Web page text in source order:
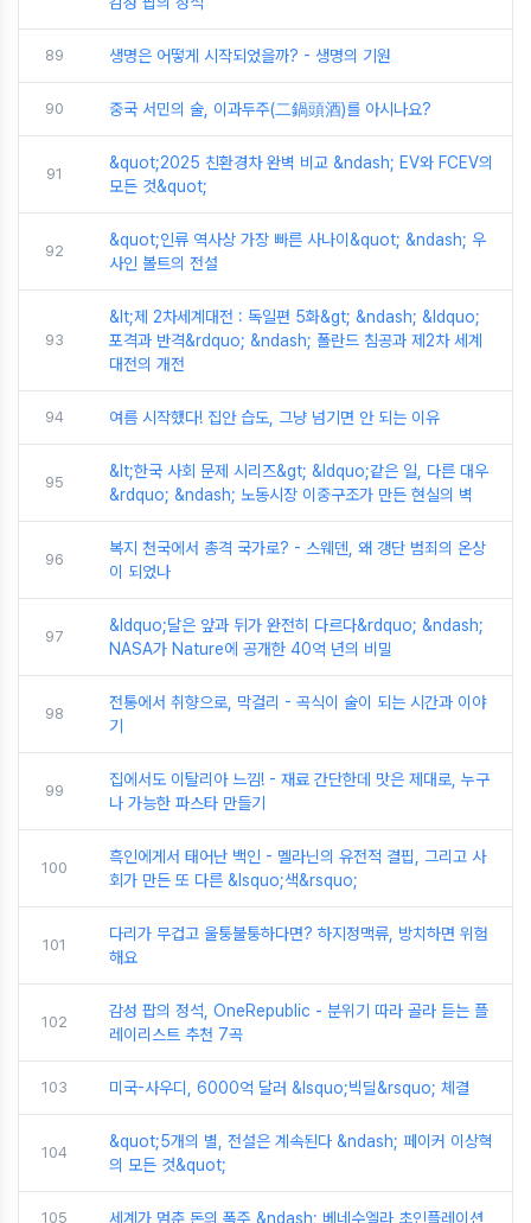
89 생명은 어떻게 시작되었을까? - 생명의 기원
90 중국 서민의 술, 이과두주(二鍋頭酒)를 아시나요?
91
&quot;2025 친환경차 완벽 비교 &ndash; EV와 FCEV의
모든 것&quot;
92
&quot;인류 역사상 가장 빠른 사나이&quot; &ndash; 우
사인 볼트의 전설
93
&lt;제 2차세계대전 : 독일편 5화&gt; &ndash; &ldquo;
포격과 반격&rdquo; &ndash; 폴란드 침공과 제2차 세계
대전의 개전
94 여름 시작했다! 집안 습도, 그냥 넘기면 안 되는 이유
95
&lt;한국 사회 문제 시리즈&gt; &ldquo;같은 일, 다른 대우
&rdquo; &ndash; 노동시장 이중구조가 만든 현실의 벽
96
복지 천국에서 총격 국가로? - 스웨덴, 왜 갱단 범죄의 온상
이 되었나
97
&ldquo;달은 앞과 뒤가 완전히 다르다&rdquo; &ndash;
NASA가 Nature에 공개한 40억 년의 비밀
98
전통에서 취향으로, 막걸리 - 곡식이 술이 되는 시간과 이야
기
99
집에서도 이탈리아 느낌! - 재료 간단한데 맛은 제대로, 누구
나 가능한 파스타 만들기
100
흑인에게서 태어난 백인 - 멜라닌의 유전적 결핍, 그리고 사
회가 만든 또 다른 &lsquo;색&rsquo;
101
다리가 무겁고 울퉁불퉁하다면? 하지정맥류, 방치하면 위험
해요
102
감성 팝의 정석, OneRepublic - 분위기 따라 골라 듣는 플
레이리스트 추천 7곡
103 미국-사우디, 6000억 달러 &lsquo;빅딜&rsquo; 체결
104
&quot;5개의 별, 전설은 계속된다 &ndash; 페이커 이상혁
의 모든 것&quot;
105 세계가 멈춘 돈의 폭주 &ndash; 베네수엘라 초인플레이션